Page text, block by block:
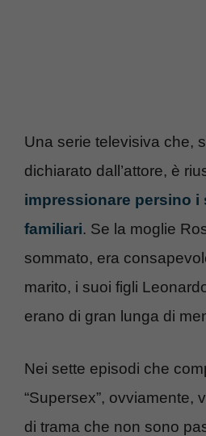
Una serie televisiva che,
dichiarato dall’attore, è
impressionare persino i
familiari. Se la moglie
sommato, era
marito, i suoi figli
erano di gran lunga di
Nei sette episodi che
“Supersex”, ovviamente,
di trama che non sono